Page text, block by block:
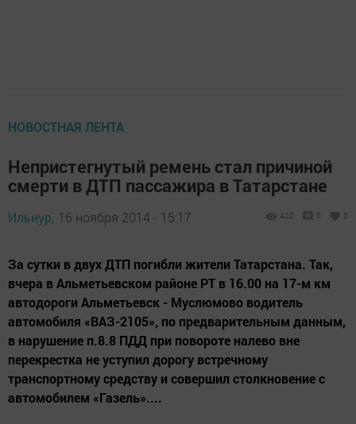
НОВОСТНАЯ ЛЕНТА
Непристегнутый ремень стал причиной
смерти в ДТП пассажира в Татарстане
Ильнур, 16 ноября 2014 - 15:17 422 0 0
За сутки в двух ДТП погибли жители Татарстана. Так,
вчера в Альметьевском районе РТ в 16.00 на 17-м км
автодороги Альметьевск - Муслюмово водитель
автомобиля «ВАЗ-2105», по предварительным данным,
в нарушение п.8.8 ПДД при повороте налево вне
перекрестка не уступил дорогу встречному
транспортному средству и совершил столкновение с
автомобилем «Газель»....